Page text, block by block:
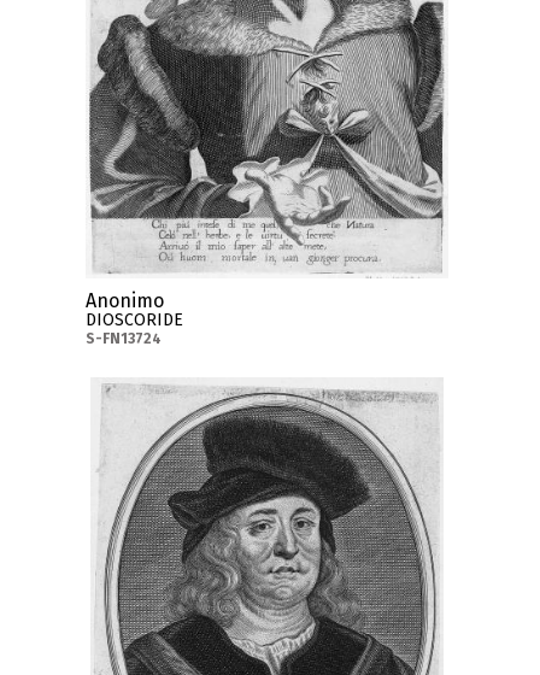
Anonimo
DIOSCORIDE
S-FN13724